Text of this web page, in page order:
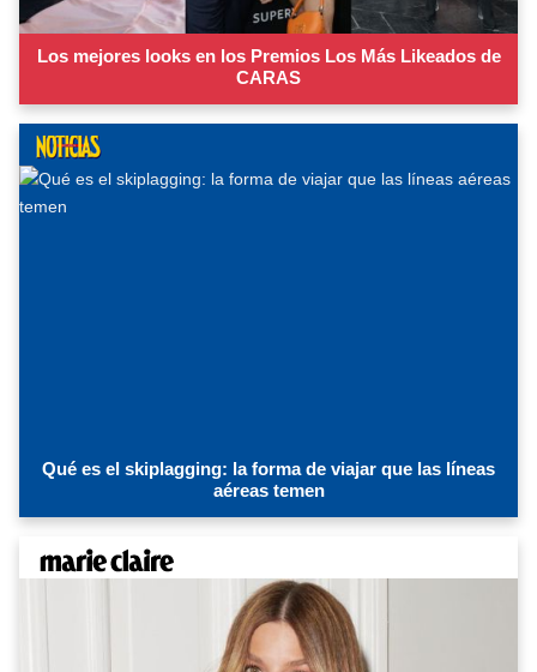
Los mejores looks en los Premios Los Más Likeados de
CARAS
Qué es el skiplagging: la forma de viajar que las líneas
aéreas temen